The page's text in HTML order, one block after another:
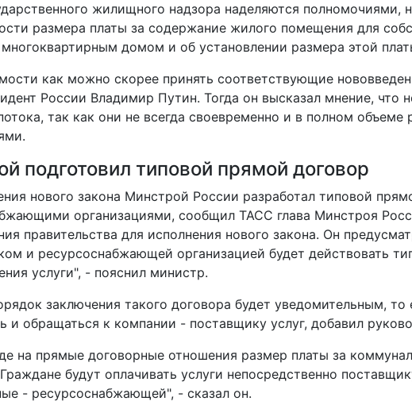
жилищного надзора наделяются полномочиями,
размера платы за содержание жилого помещения для
домом и об установлении размера этой
как можно скорее принять соответствующие
России Владимир Путин. Тогда он высказал мнение,
так как они не всегда своевременно и в полном
подготовил типовой прямой договор
нового закона Минстрой России разработал типовой
организациями, сообщил ТАСС глава Минстроя
правительства для исполнения нового закона. Он
и ресурсоснабжающей организацией будет действовать
услуги", - пояснил министр.
заключения такого договора будет уведомительным,
и обращаться к компании - поставщику услуг, добавил
на прямые договорные отношения размер платы за
будут оплачивать услуги непосредственно
- ресурсоснабжающей", - сказал он.